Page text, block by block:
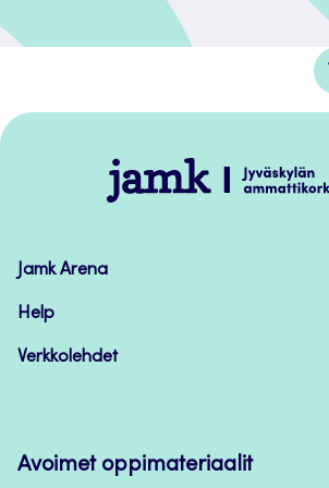
Jamk
–
Jamk Arena
Help
Verkkolehdet
Avoimet oppimateriaalit